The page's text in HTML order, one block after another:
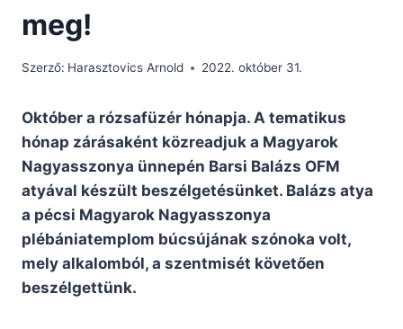
meg!
Szerző: Harasztovics Arnold 2022. október 31.
Október a rózsafüzér hónapja. A tematikus
hónap zárásaként közreadjuk a Magyarok
Nagyasszonya ünnepén Barsi Balázs OFM
atyával készült beszélgetésünket. Balázs atya
a pécsi Magyarok Nagyasszonya
plébániatemplom búcsújának szónoka volt,
mely alkalomból, a szentmisét követően
beszélgettünk.